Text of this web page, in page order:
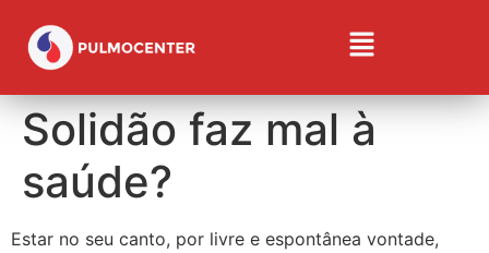
Solidão faz mal à
saúde?
Estar no seu canto, por livre e espontânea vontade,